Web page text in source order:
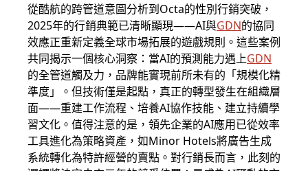
從酷航的跨管道意圖分析到Octa的性別行銷突破，
2025年的行銷典範已清晰顯現——AI與GDN的協同
效應正重新定義全球市場拓展的遊戲規則。這些案例
共同揭示一個核心洞察：當AI的預測能力遇上GDN
的全管道觸及力，品牌能實現前所未有的「規模化精
準度」。但技術僅是起點，真正的轉型發生在組織層
面——重建工作流程、培養AI協作技能、建立持續學
習文化。值得注意的是，領先企業的AI應用已從效率
工具進化為策略資產，如Minor Hotels將廣告生成
系統轉化為特許經營的賣點。對行銷長而言，此刻的